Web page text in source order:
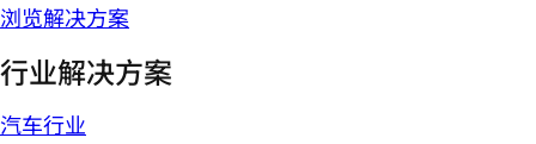
浏览解决方案
行业解决方案
汽车行业